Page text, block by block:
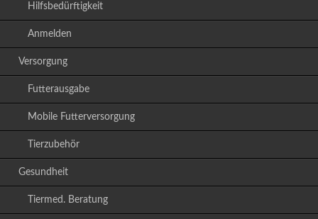
Hilfsbedürftigkeit
Anmelden
Versorgung
Futterausgabe
Mobile Futterversorgung
Tierzubehör
Gesundheit
Tiermed. Beratung